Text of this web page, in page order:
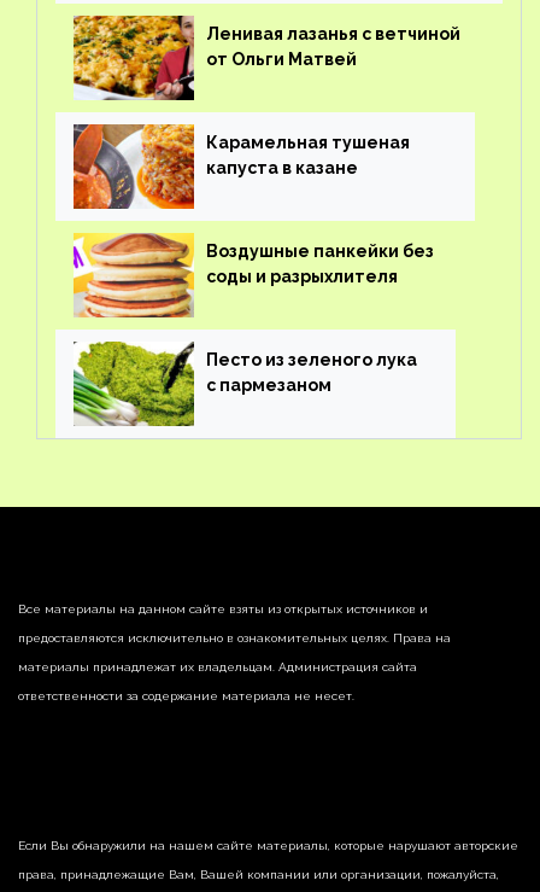
Ленивая лазанья с ветчиной
от Ольги Матвей
Карамельная тушеная
капуста в казане
Воздушные панкейки без
соды и разрыхлителя
Песто из зеленого лука
с пармезаном
Все материалы на данном сайте взяты из открытых источников и
предоставляются исключительно в ознакомительных целях. Права на
материалы принадлежат их владельцам. Администрация сайта
ответственности за содержание материала не несет.
Если Вы обнаружили на нашем сайте материалы, которые нарушают авторские
права, принадлежащие Вам, Вашей компании или организации, пожалуйста,